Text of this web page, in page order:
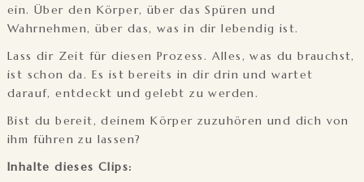
ein. Über den Körper, über das Spüren und
Wahrnehmen, über das, was in dir lebendig ist.
Lass dir Zeit für diesen Prozess. Alles, was du brauchst,
ist schon da. Es ist bereits in dir drin und wartet
darauf, entdeckt und gelebt zu werden.
Bist du bereit, deinem Körper zuzuhören und dich von
ihm führen zu lassen?
Inhalte dieses Clips: